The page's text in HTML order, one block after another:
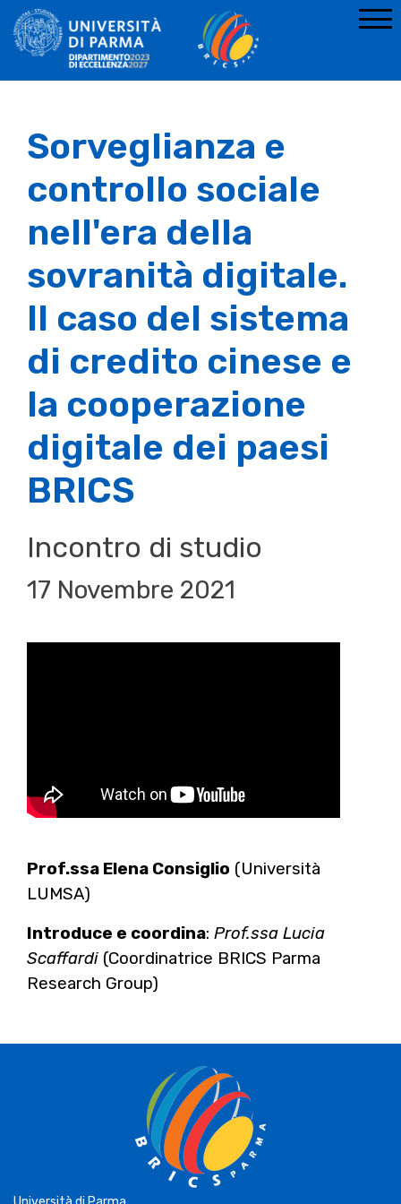
Sorveglianza e
controllo sociale
nell'era della
sovranità digitale.
Il caso del sistema
di credito cinese e
la cooperazione
digitale dei paesi
BRICS
Incontro di studio
17 Novembre 2021
Prof.ssa Elena Consiglio (Università
LUMSA)
Introduce e coordina: Prof.ssa Lucia
Scaffardi (Coordinatrice BRICS Parma
Research Group)